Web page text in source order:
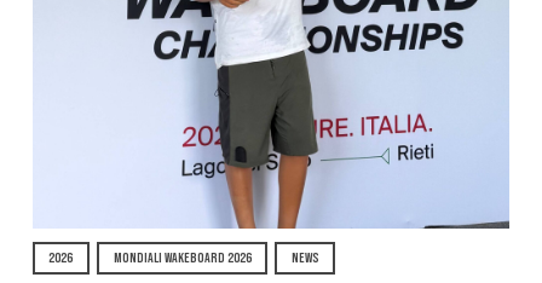
2026 MONDIALI WAKEBOARD 2026 NEWS